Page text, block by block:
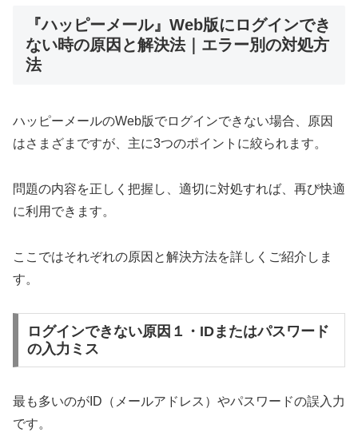
『ハッピーメール』Web版にログインでき
ない時の原因と解決法｜エラー別の対処方
法
ハッピーメールのWeb版でログインできない場合、原因
はさまざまですが、主に3つのポイントに絞られます。
問題の内容を正しく把握し、適切に対処すれば、再び快適
に利用できます。
ここではそれぞれの原因と解決方法を詳しくご紹介しま
す。
ログインできない原因１・IDまたはパスワード
の入力ミス
最も多いのがID（メールアドレス）やパスワードの誤入力
です。